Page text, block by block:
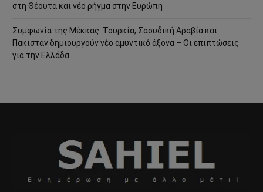
στη Θέουτα και νέο ρήγμα στην Ευρώπη
Συμφωνία της Μέκκας: Τουρκία, Σαουδική Αραβία και
Πακιστάν δημιουργούν νέο αμυντικό άξονα – Οι επιπτώσεις
για την Ελλάδα